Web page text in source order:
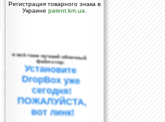
Регистрация товарного знака в
Украине patent.km.ua
и всё-таки лучший облачный
файл-стор:
Установите
DropBox уже
сегодня!
ПОЖАЛУЙСТА,
вот линк!